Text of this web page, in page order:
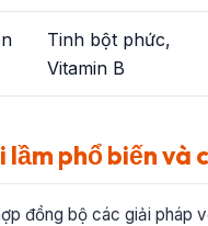
Tinh bột phức,
Vitamin B
lầm phổ biến và
đồng bộ các giải pháp